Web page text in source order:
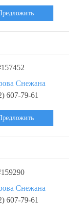
Снежана
607-79-61
Снежана
607-79-61